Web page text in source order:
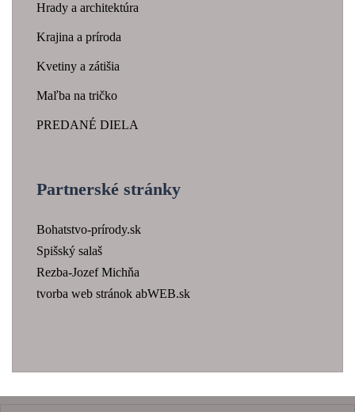
Hrady a architektúra
Krajina a príroda
Kvetiny a zátišia
Maľba na tričko
PREDANÉ DIELA
Partnerské stránky
Bohatstvo-prírody.sk
Spišský salaš
Rezba-Jozef Michňa
tvorba web stránok abWEB.sk